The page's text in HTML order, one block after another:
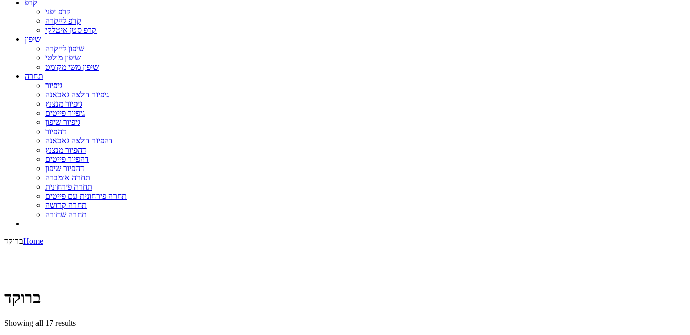
קרפ
קרפ יפני
קרפ לייקרה
קרפ סטן איטלקי
שיפון
שיפון לייקרה
שיפון מולטי
שיפון משי מקומט
תחרה
גיפיור
גיפיור דולצה גאבאנה
גיפיור מנצנץ
גיפיור פייטים
גיפיור שיפון
דהפיור
דהפיור דולצה גאבאנה
דהפיור מנצנץ
דהפיור פייטים
דהפיור שיפון
תחרה אומברה
תחרה פירחונית
תחרה פירחונית עם פייטים
תחרה קרושה
תחרה שחורה
ברוקדHome
ברוקד
Showing all 17 results